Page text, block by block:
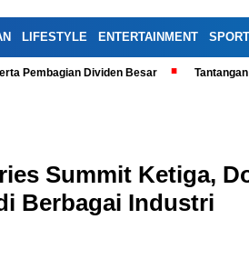
LIFESTYLE ENTERTAINMENT SPORT
Pembagian Dividen Besar
Summit Ketiga,
Berbagai Industri